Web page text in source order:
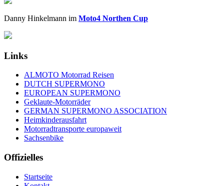
Danny Hinkelmann im Moto4 Northen Cup
Links
ALMOTO Motorrad Reisen
DUTCH SUPERMONO
EUROPEAN SUPERMONO
Geklaute-Motorräder
GERMAN SUPERMONO ASSOCIATION
Heimkinderausfahrt
Motorradtransporte europaweit
Sachsenbike
Offizielles
Startseite